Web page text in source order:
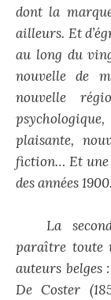
dont la
ailleurs. Et
au long du
nouvelle de
nouvelle
plaisante,
fiction… Et une
des années 1900.
La
paraître toute
auteurs belges
De Coster